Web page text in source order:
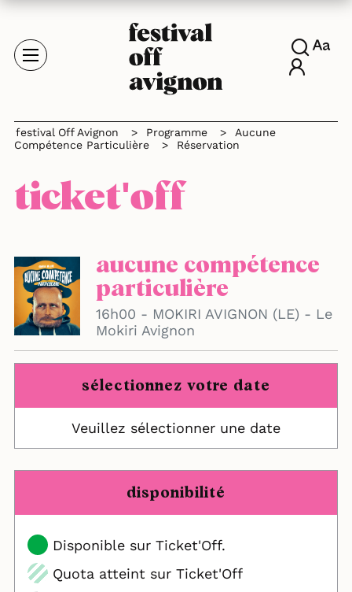
festival Off Avignon > Programme >
Aucune
Compétence Particulière
> Réservation
ticket'off
aucune compétence
particulière
16h00 - MOKIRI AVIGNON (LE) - Le
Mokiri Avignon
sélectionnez votre date
Veuillez sélectionner une date
disponibilité
Disponible sur Ticket'Off.
Quota atteint sur Ticket'Off